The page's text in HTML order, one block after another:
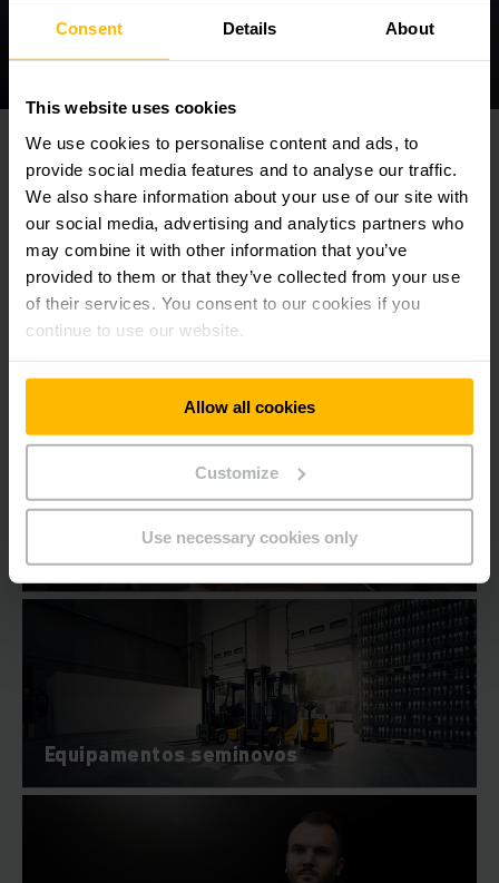
Consent Details About
This website uses cookies
We use cookies to personalise content and ads, to
provide social media features and to analyse our traffic.
We also share information about your use of our site with
our social media, advertising and analytics partners who
may combine it with other information that you’ve
provided to them or that they’ve collected from your use
of their services. You consent to our cookies if you
continue to use our website.
Allow all cookies
Customize
Use necessary cookies only
Empilhadeiras
Locação de equipamentos
Equipamentos seminovos